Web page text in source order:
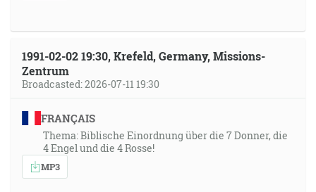
1991-02-02 19:30, Krefeld, Germany, Missions-
Zentrum
Broadcasted: 2026-07-11 19:30
FRANÇAIS
Thema: Biblische Einordnung über die 7 Donner, die
4 Engel und die 4 Rosse!
MP3